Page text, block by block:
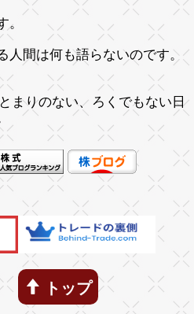
人間は何も語らないのです。
まりのない、ろくでもない日
トップ